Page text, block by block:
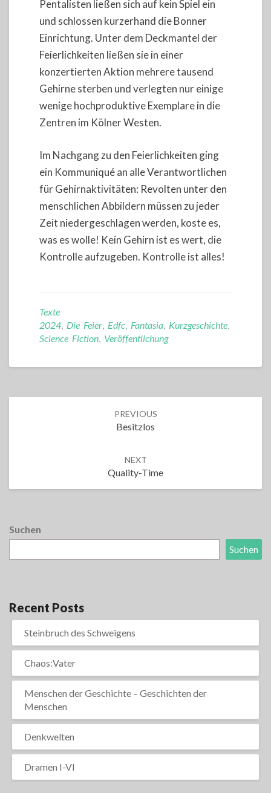
Pentalisten ließen sich auf kein Spiel ein
und schlossen kurzerhand die Bonner
Einrichtung. Unter dem Deckmantel der
Feierlichkeiten ließen sie in einer
konzertierten Aktion mehrere tausend
Gehirne sterben und verlegten nur einige
wenige hochproduktive Exemplare in die
Zentren im Kölner Westen.
Im Nachgang zu den Feierlichkeiten ging
ein Kommuniqué an alle Verantwortlichen
für Gehirnaktivitäten: Revolten unter den
menschlichen Abbildern müssen zu jeder
Zeit niedergeschlagen werden, koste es,
was es wolle! Kein Gehirn ist es wert, die
Kontrolle aufzugeben. Kontrolle ist alles!
Texte
2024, Die Feier, Edfc, Fantasia, Kurzgeschichte,
Science Fiction, Veröffentlichung
PREVIOUS
Besitzlos
NEXT
Quality-Time
Suchen
Suchen
Recent Posts
Steinbruch des Schweigens
Chaos:Vater
Menschen der Geschichte – Geschichten der
Menschen
Denkwelten
Dramen I-VI